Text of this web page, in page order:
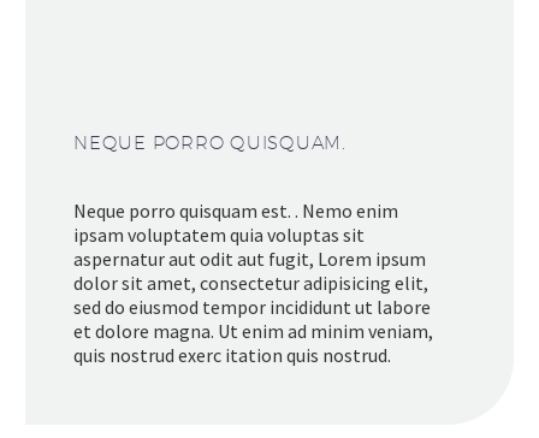
NEQUE PORRO QUISQUAM.
Neque porro quisquam est. . Nemo enim
ipsam voluptatem quia voluptas sit
aspernatur aut odit aut fugit, Lorem ipsum
dolor sit amet, consectetur adipisicing elit,
sed do eiusmod tempor incididunt ut labore
et dolore magna. Ut enim ad minim veniam,
quis nostrud exerc itation quis nostrud.